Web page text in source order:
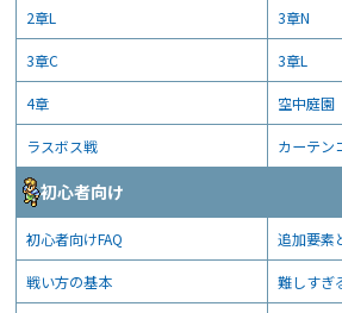
2章L 3章N
3章C 3章L
4章 空中庭園
ラスボス戦 カーテン
初心者向け
初心者向けFAQ 追加要素
戦い方の基本 難しすぎ